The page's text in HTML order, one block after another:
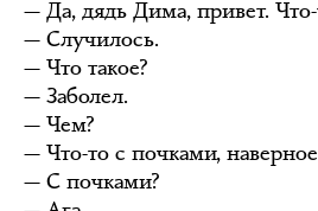
— Да, дядь Дима, привет.
— Случилось.
— Что такое?
— Заболел.
— Чем?
— Что-то с почками,
— С почками?